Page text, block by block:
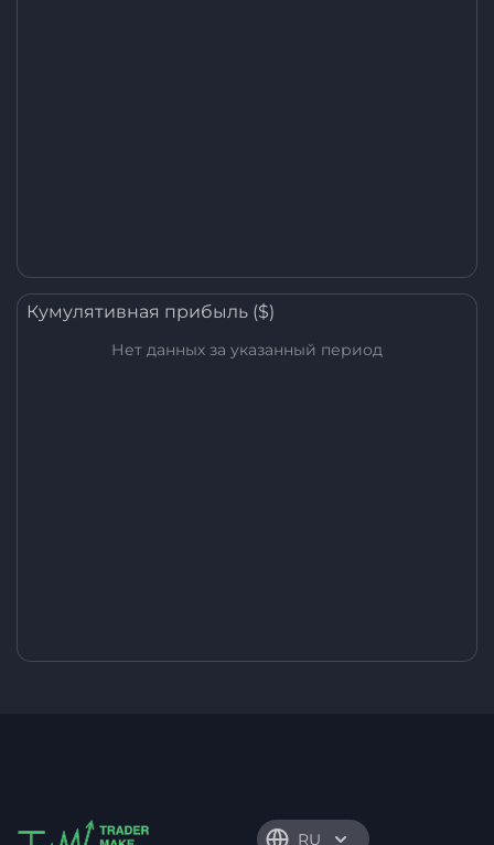
Кумулятивная прибыль ($)
Нет данных за указанный период
RU